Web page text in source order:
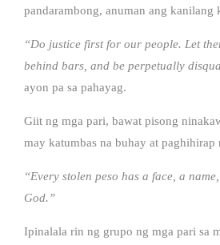
pandarambong, anuman ang kanilang
“Do justice first for our people. Let
behind bars, and be perpetually
ayon pa sa pahayag.
Giit ng mga pari, bawat pisong
may katumbas na buhay at
“Every stolen peso has a face, a
God.”
Ipinalala rin ng grupo ng mga pari sa